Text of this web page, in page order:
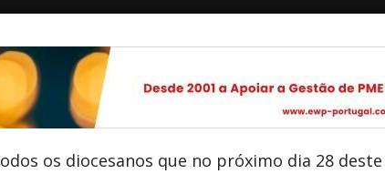
os diocesanos que no próximo dia 28